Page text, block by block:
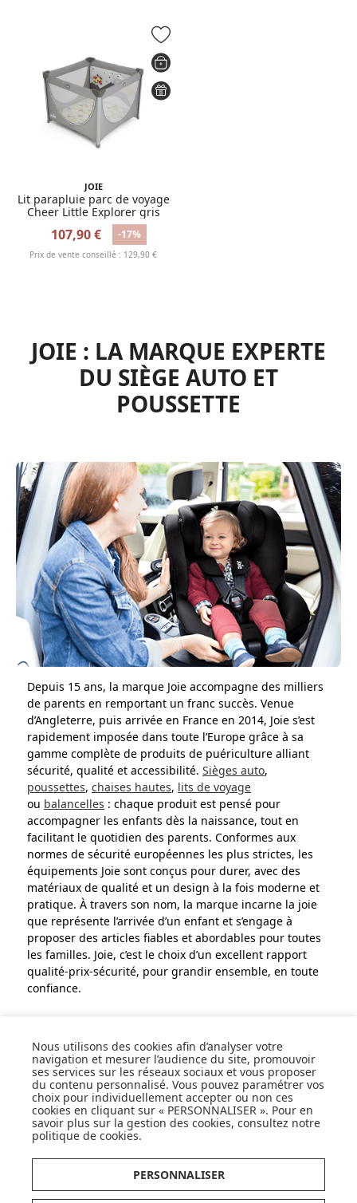
JOIE
Lit parapluie parc de voyage
Cheer Little Explorer gris
107,90 € -17%
Prix de vente conseillé : 129,90 €
JOIE : LA MARQUE EXPERTE
DU SIÈGE AUTO ET
POUSSETTE
Depuis 15 ans, la marque Joie accompagne des milliers
de parents en remportant un franc succès. Venue
d’Angleterre, puis arrivée en France en 2014, Joie s’est
rapidement imposée dans toute l’Europe grâce à sa
gamme complète de produits de puériculture alliant
sécurité, qualité et accessibilité. Sièges auto,
poussettes, chaises hautes, lits de voyage
ou balancelles : chaque produit est pensé pour
accompagner les enfants dès la naissance, tout en
facilitant le quotidien des parents. Conformes aux
normes de sécurité européennes les plus strictes, les
équipements Joie sont conçus pour durer, avec des
matériaux de qualité et un design à la fois moderne et
pratique. À travers son nom, la marque incarne la joie
que représente l’arrivée d’un enfant et s’engage à
proposer des articles fiables et abordables pour toutes
les familles. Joie, c’est le choix d’un excellent rapport
qualité-prix-sécurité, pour grandir ensemble, en toute
confiance.
SUIVEZ NOS ACTUS,
NOUVEAUTÉS, OFFRES...
OK
Nous utilisons des cookies afin d’analyser votre
navigation et mesurer l’audience du site, promouvoir
ses services sur les réseaux sociaux et vous proposer
du contenu personnalisé. Vous pouvez paramétrer vos
choix pour individuellement accepter ou non ces
cookies en cliquant sur « PERSONNALISER ». Pour en
savoir plus sur la gestion des cookies, consultez notre
politique de cookies.
PERSONNALISER